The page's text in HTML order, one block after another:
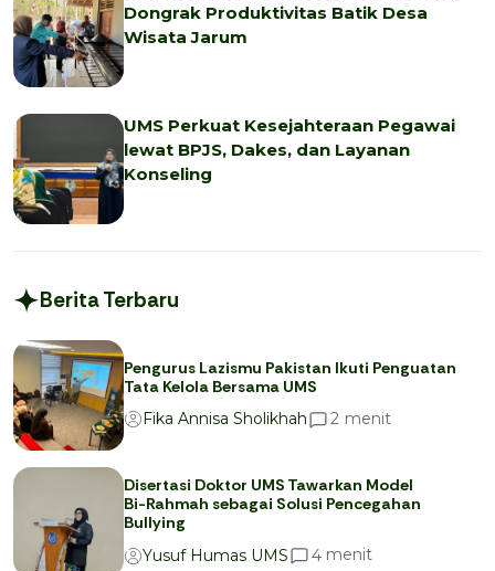
Dongrak Produktivitas Batik Desa
Wisata Jarum
UMS Perkuat Kesejahteraan Pegawai
lewat BPJS, Dakes, dan Layanan
Konseling
Berita Terbaru
Pengurus Lazismu Pakistan Ikuti Penguatan
Tata Kelola Bersama UMS
Fika Annisa Sholikhah
2 menit
Disertasi Doktor UMS Tawarkan Model
Bi-Rahmah sebagai Solusi Pencegahan
Bullying
Yusuf Humas UMS
4 menit